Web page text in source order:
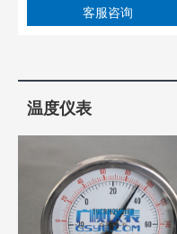
客服咨询
温度仪表